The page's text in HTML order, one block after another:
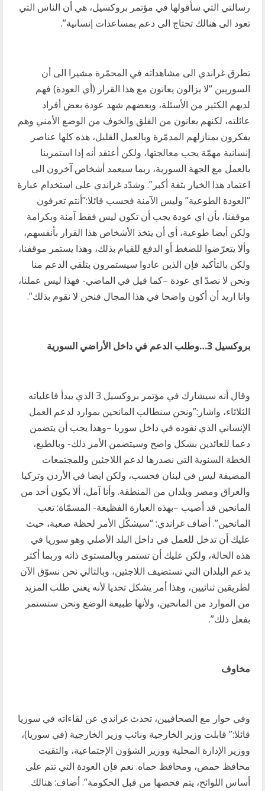
رسالتي التي سأقولها في مؤتمر بروكسيل، هي أن الناس التي
تعود الى هنالك تحتاج الى دعم بمساعدات إنسانية”.
تطرق غراندي الى مشاهداته في المحمّرة مشيرا الى أن
السوريين “لا يزالون يعانون مع هذا القرار (أي العودة) فهم
لديهم الكثير من الأسئلة، وبعضهم شهد عودة بعض أفراد
عائلته، لكنهم يعانون من القلق والخوف من الوضع الأمني وهم
يفكرون بمنازلهم المدمّرة وبالعمل القليل، هذه كلها عناصر
إنسانية مهمّة يجب معالجتها، ولكن أعتقد أنه إذا استمرينا
بالعمل مع الجهة السورية، ربما سيعمد أشخاص آخرون الى
اعتماد هذا الخيار بثقة أكبر”. وشدّد غراندي على استخدام عبارة
“العودة الطوعية” وليس الآمنة فحسب قائلا:”أنتم تعرفون
موقفنا، بأن اي عودة يجب أن تكون ليس فقط آمنة وبكرامة
ولكن أيضا طوعية، أي أن يتخذ الأشخاص هذا القرار بأنفسهم،
وألا يتعرّضوا للضغط أو الدفع للقيام بذلك، وهذا يستمر موقفنا،
ولكن بالتأكيد فإن الذين عادوا سيستمرون بتلقي الدعم منا
ونحن لا نصدّ اي عودة –كما قيل في الماضي- فهذا ليس عملنا،
وانا اريد أن أكون واضحا في هذا المجال فنحن لا نقوم بذلك”.
بروكسيل 3…وطلب الدعم في داخل الأراضي السورية
وقال أنه سيشارك في مؤتمر بروكسيل 3 الذي يبدأ فاعلياته
الثلاثاء، واشار:”ونحن سنطالب المانحين بموارد لدعم العمل
الإنساني الذي نقوده في داخل سوريا –وهذا يجب أن يتضمن
دعما للعائدين بشكل واضح وسيتضمن الأمر ذلك- وبالطبع،
الخطة السنوية التي نصدرها لدعم اللاجئين وللمجتمعات
المضيفة ليس في لبنان فحسب، ولكن ايضا في الأردن وتركيا
والعراق ومصر وبلدان من المنطقة. وأنا آمل، ألا يكون أحد من
المانحين قد أصيب –بهذه العبارة الفظيعة- المسمّاة: تعب
المانحين”. أضاف غراندي: “سيشكّل الأمر لحظة صعبة، حيث
عليك أن تدخل للعمل في داخل البلد الأصلي وهو سوريا في
هذه الحالة، ولكن عليك أن تستمر وبالمستوى ذاته وربما أكثر
بدعم البلدان التي تستضيف اللاجئين، وبالتالي نحن نسوّق الآن
لطريقين ثنائيين، وهذا أمر يشكل تحديا لأنه يعني طلب المزيد
من الموارد من المانحين، ولأنها طبيعة الوضع ونحن ستستمر
بفعل ذلك”.
مخاوف
وفي حوار مع الصحافيين، تحدث غراندي عن لقاءاته في سوريا
قائلا:” قابلت وزير الخارجية ونائب وزير الخارجية (في سوريا)،
ووزير الإدارة المحلية ووزير الشؤون الإجتماعية، والتقيت
محافظ حمص، ومحافظ حماه. نعم فإن العودة التي تتم على
أساس اللوائح، يتم فحصها من قبل الحكومة”. أضاف: هنالك